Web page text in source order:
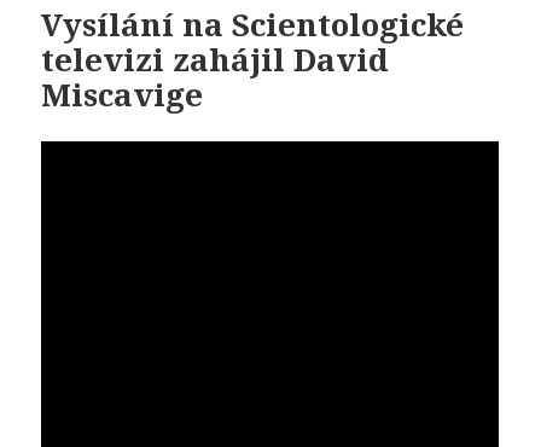
Vysílání na Scientologické
televizi zahájil David
Miscavige